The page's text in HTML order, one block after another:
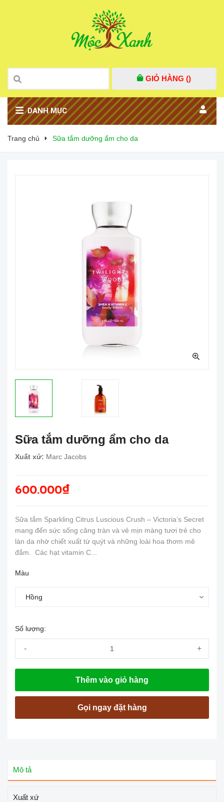
GIỎ HÀNG ()
DANH MỤC
Trang chủ Sữa tắm dưỡng ẩm cho da
Sữa tắm dưỡng ẩm cho da
Xuất xứ: Marc Jacobs
600.000₫
Sữa tắm Sparkling Citrus Luscious Crush – Victoria’s Secret
mang đến sức sống căng tràn và vẻ mịn màng tươi trẻ cho
làn da nhờ chiết xuất từ quýt và những loài hoa thơm mê
đắm. Các hạt vitamin C...
Màu
Số lượng:
- +
Thêm vào giỏ hàng
Gọi ngay đặt hàng
Mô tả
Xuất xứ